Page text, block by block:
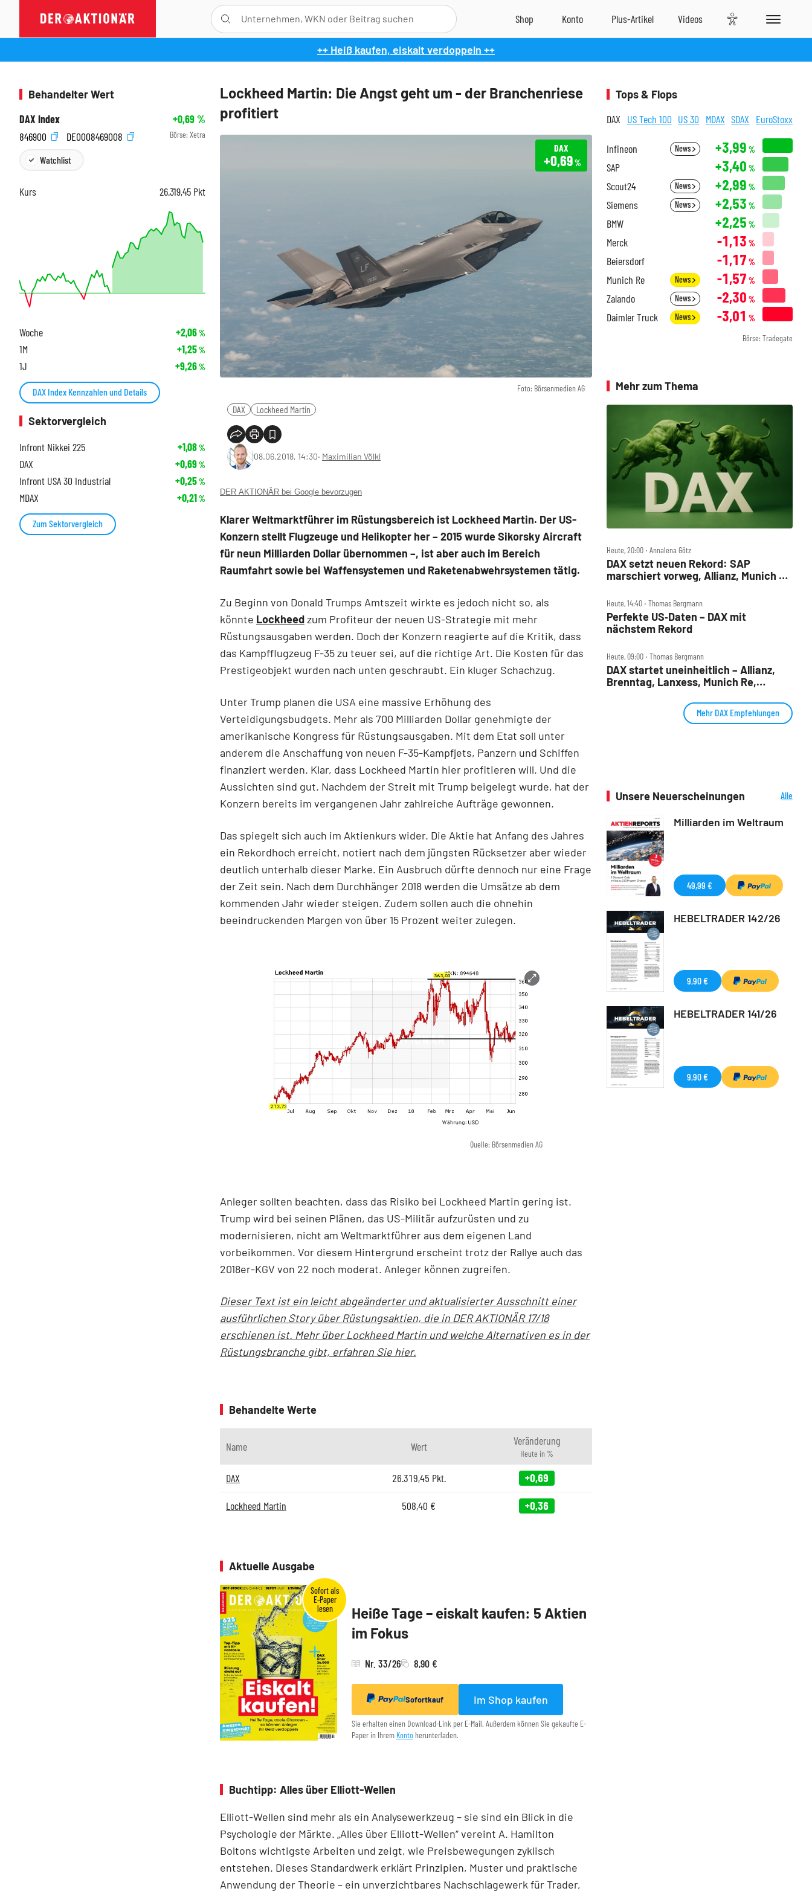
++ Heiß kaufen, eiskalt verdoppeln ++
Lockheed Martin: Die Angst geht um - der Branchenriese
profitiert
Foto: Börsenmedien AG
DAX
+0,69%
DAX Lockheed Martin
08.06.2018, 14:30‧ Maximilian Völkl
DER AKTIONÄR bei Google bevorzugen
Klarer Weltmarktführer im Rüstungsbereich ist Lockheed Martin. Der US-
Konzern stellt Flugzeuge und Helikopter her – 2015 wurde Sikorsky Aircraft
für neun Milliarden Dollar übernommen –, ist aber auch im Bereich
Raumfahrt sowie bei Waffensystemen und Raketenabwehrsystemen tätig.
Zu Beginn von Donald Trumps Amtszeit wirkte es jedoch nicht so, als
könnte Lockheedzum Profiteur der neuen US-Strategie mit mehr
Rüstungsausgaben werden. Doch der Konzern reagierte auf die Kritik, dass
das Kampfflugzeug F-35 zu teuer sei, auf die richtige Art. Die Kosten für das
Prestigeobjekt wurden nach unten geschraubt. Ein kluger Schachzug.
Unter Trump planen die USA eine massive Erhöhung des
Verteidigungsbudgets. Mehr als 700 Milliarden Dollar genehmigte der
amerikanische Kongress für Rüstungsausgaben. Mit dem Etat soll unter
anderem die Anschaffung von neuen F-35-Kampfjets, Panzern und Schiffen
finanziert werden. Klar, dass Lockheed Martin hier profitieren will. Und die
Aussichten sind gut. Nachdem der Streit mit Trump beigelegt wurde, hat der
Konzern bereits im vergangenen Jahr zahlreiche Aufträge gewonnen.
Das spiegelt sich auch im Aktienkurs wider. Die Aktie hat Anfang des Jahres
ein Rekordhoch erreicht, notiert nach dem jüngsten Rücksetzer aber wieder
deutlich unterhalb dieser Marke. Ein Ausbruch dürfte dennoch nur eine Frage
der Zeit sein. Nach dem Durchhänger 2018 werden die Umsätze ab dem
kommenden Jahr wieder steigen. Zudem sollen auch die ohnehin
beeindruckenden Margen von über 15 Prozent weiter zulegen.
Quelle: Börsenmedien AG
Anleger sollten beachten, dass das Risiko bei Lockheed Martin gering ist.
Trump wird bei seinen Plänen, das US-Militär aufzurüsten und zu
modernisieren, nicht am Weltmarktführer aus dem eigenen Land
vorbeikommen. Vor diesem Hintergrund erscheint trotz der Rallye auch das
2018er-KGV von 22 noch moderat. Anleger können zugreifen.
Dieser Text ist ein leicht abgeänderter und aktualisierter Ausschnitt einer
ausführlichen Story über Rüstungsaktien, die in DER AKTIONÄR 17/18
erschienen ist. Mehr über Lockheed Martin und welche Alternativen es in der
Rüstungsbranche gibt, erfahren Sie hier.
Behandelte Werte
Name Wert Veränderung
Heute in %
DAX 26.319,45 Pkt. +0,69
Lockheed Martin 508,40 € +0,36
Aktuelle Ausgabe
Heiße Tage – eiskalt kaufen: 5 Aktien
im Fokus
Nr. 33/26 8,90 €
Sofortkauf Im Shop kaufen
Sie erhalten einen Download-Link per E-Mail. Außerdem können Sie gekaufte E-
Paper in Ihrem Konto herunterladen.
Buchtipp: Alles über Elliott-Wellen
Elliott-Wellen sind mehr als ein Analysewerkzeug – sie sind ein Blick in die
Psychologie der Märkte. „Alles über Elliott-Wellen“ vereint A. Hamilton
Boltons wichtigste Arbeiten und zeigt, wie Preisbewegungen zyklisch
entstehen. Dieses Standardwerk erklärt Prinzipien, Muster und praktische
Anwendung der Theorie – ein unverzichtbares Nachschlagewerk für Trader,
Behandelter Wert
DAX Index
+0,69%
846900
DE0008469008 Börse: Xetra
Watchlist
Kurs 26.319,45 Pkt
Woche +2,06%
1M +1,25%
1J +9,26%
DAX Index Kennzahlen und Details
Sektorvergleich
Infront Nikkei 225
+1,08%
DAX +0,69%
Infront USA 30 Industrial +0,25%
MDAX +0,21%
Zum Sektorvergleich
Tops & Flops
DAX US Tech 100 US 30 MDAX SDAX EuroStoxx
Infineon News +3,99 %
SAP +3,40 %
Scout24 News +2,99 %
Siemens News +2,53 %
BMW +2,25 %
Merck -1,13 %
Beiersdorf -1,17 %
Munich Re News -1,57 %
Zalando News -2,30 %
Daimler Truck News -3,01 %
Börse: Tradegate
Mehr zum Thema
Heute, 20:00 ‧ Annalena Götz
DAX setzt neuen Rekord: SAP
marschiert vorweg, Allianz, Munich Re
Heute, 14:40 ‧ Thomas Bergmann
Perfekte US‑Daten – DAX mit
nächstem Rekord
Heute, 09:00 ‧ Thomas Bergmann
DAX startet uneinheitlich – Allianz,
Brenntag, Lanxess, Munich Re,
Mehr DAX Empfehlungen
Unsere Neuerscheinungen
Alle
Milliarden im Weltraum
49,99 €
HEBELTRADER 142/26
9,90 €
HEBELTRADER 141/26
9,90 €